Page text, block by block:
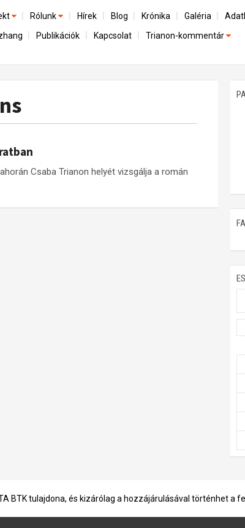
és a magyar társadalom
megszilárdulása
és emlékezet
Rólunk
A kutatócsoport működéséről
Hírek Blog Krónika Galéria
Publikációk Kapcsolat Trianon-kommentár
Csaba Trianon helyét vizsgálja a román
BTK tulajdona, és kizárólag a hozzájárulásával történhet a